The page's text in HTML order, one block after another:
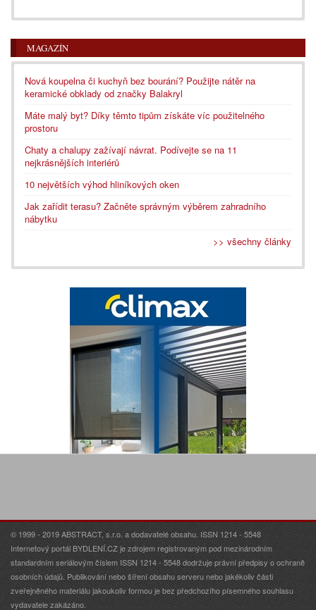
MAGAZÍN
Nová koupelna či kuchyň bez bourání? Použijte nátěr na
keramické obklady od značky Balakryl
Máte malý byt? Díky těmto tipům získáte víc použitelného
prostoru
Chaty a chalupy zažívají návrat. Podívejte se na 11
nejkrásnějších interiérů
10 největších výhod hliníkových oken
Jak zařídit terasu? Začněte správným výběrem zahradního
nábytku
>> všechny články
© 1999 - 2019 ABSTRACT, s.r.o. a dodavatelé obsahu. ISSN 1214 - 5548
Internetový portál BYDLENÍ.CZ je zdrojem registrovaným pod mezinárodním
standardním seriálovým číslem ISSN 1214 - 5548 dodržuje právní předpisy o ochraně
osobních údajů. Publikování nebo šíření obsahu serveru nebo jakékoliv části
zveřejněného materiálu jakoukoliv formou je bez předchozího písemného souhlasu
vydavatele zakázáno.